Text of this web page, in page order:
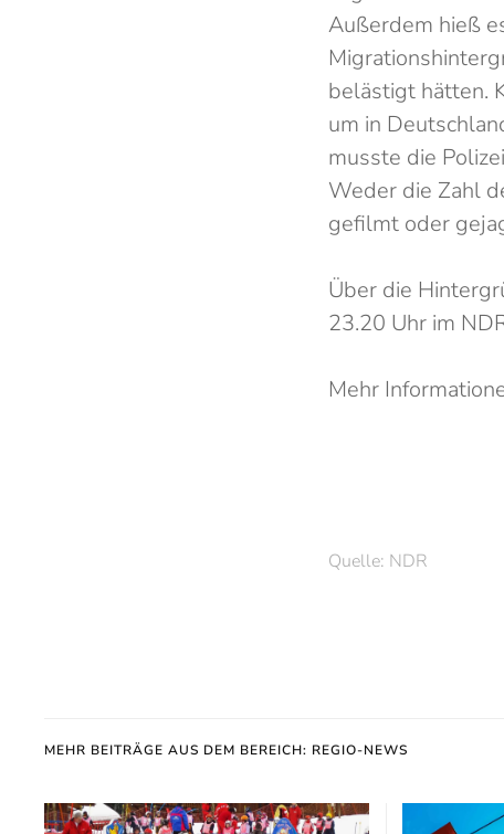
Außerdem hieß
belästigt hätten.
um in
musste die
Weder die Zahl
gefilmt oder
Über die
23.20 Uhr im
Mehr
Quelle: NDR
MEHR BEITRÄGE AUS DEM BEREICH: REGIO-NEWS